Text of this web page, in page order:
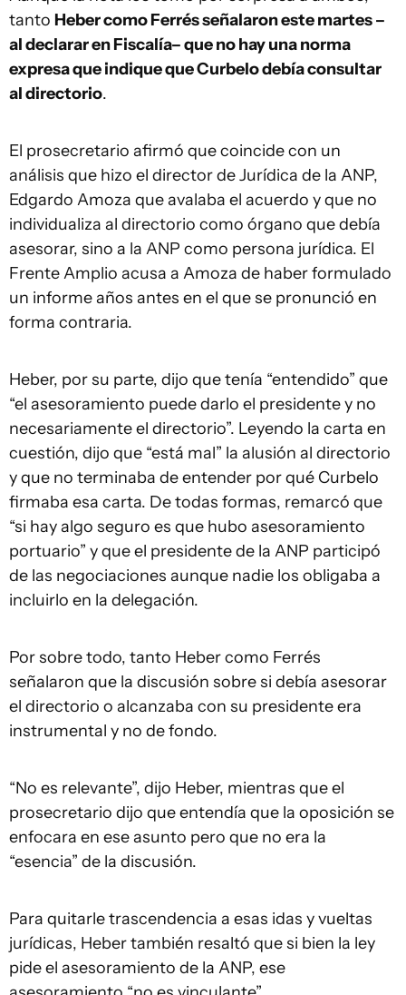
tanto Heber como Ferrés señalaron este martes –
al declarar en Fiscalía– que no hay una norma
expresa que indique que Curbelo debía consultar
al directorio.
El prosecretario afirmó que coincide con un
análisis que hizo el director de Jurídica de la ANP,
Edgardo Amoza que avalaba el acuerdo y que no
individualiza al directorio como órgano que debía
asesorar, sino a la ANP como persona jurídica. El
Frente Amplio acusa a Amoza de haber formulado
un informe años antes en el que se pronunció en
forma contraria.
Heber, por su parte, dijo que tenía “entendido” que
“el asesoramiento puede darlo el presidente y no
necesariamente el directorio”. Leyendo la carta en
cuestión, dijo que “está mal” la alusión al directorio
y que no terminaba de entender por qué Curbelo
firmaba esa carta. De todas formas, remarcó que
“si hay algo seguro es que hubo asesoramiento
portuario” y que el presidente de la ANP participó
de las negociaciones aunque nadie los obligaba a
incluirlo en la delegación.
Por sobre todo, tanto Heber como Ferrés
señalaron que la discusión sobre si debía asesorar
el directorio o alcanzaba con su presidente era
instrumental y no de fondo.
“No es relevante”, dijo Heber, mientras que el
prosecretario dijo que entendía que la oposición se
enfocara en ese asunto pero que no era la
“esencia” de la discusión.
Para quitarle trascendencia a esas idas y vueltas
jurídicas, Heber también resaltó que si bien la ley
pide el asesoramiento de la ANP, ese